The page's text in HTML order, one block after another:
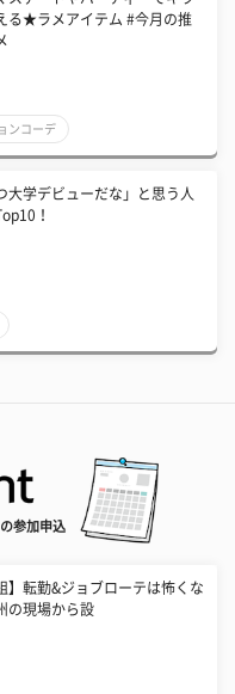
る★ラメアイテム #今月の推
ンコーデ
大学デビューだな」と思う人
！
参加申込
】転勤&ジョブローテは怖くな
の現場から設